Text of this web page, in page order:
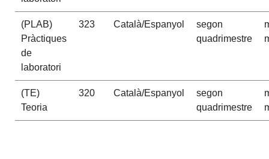
(PLAB)
Pràctiques
de
laboratori
323 Català/Espanyol
segon
quadrimestre
(TE)
Teoria
320 Català/Espanyol
segon
quadrimestre